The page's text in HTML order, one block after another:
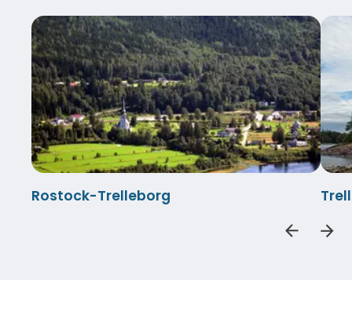
Rostock-Trelleborg